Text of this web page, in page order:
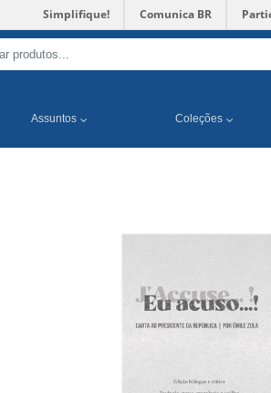
Simplifique! Comunica BR
Assuntos Coleções